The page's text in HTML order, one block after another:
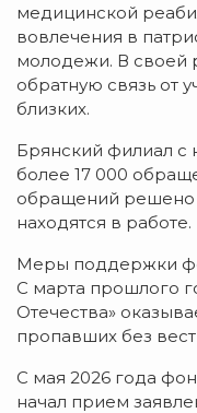
медицинской
вовлечения в
молодежи. В своей
обратную связь от
близких.
Брянский филиал с
более 17 000
обращений решено
находятся в работе.
Меры поддержки
С марта прошлого
Отечества»
пропавших без
С мая 2026 года
начал прием